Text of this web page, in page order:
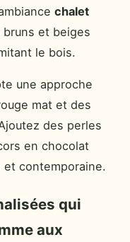
chalet
et beiges
le bois.
une approche
mat et des
des perles
en chocolat
contemporaine.
qui
aux